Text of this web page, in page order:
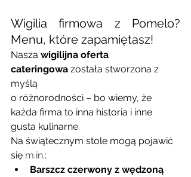
Wigilia firmowa z Pomelo?
Menu, które zapamiętasz!
Nasza wigilijna oferta
cateringowa została stworzona z
myślą
o różnorodności – bo wiemy, że
każda firma to inna historia i inne
gusta kulinarne.
Na świątecznym stole mogą pojawić
się m.in.:
Barszcz czerwony z wędzoną